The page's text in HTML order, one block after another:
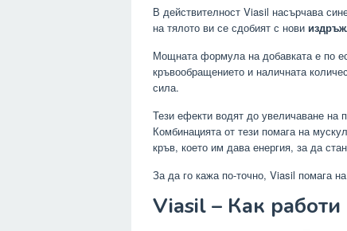
В действителност Viasil насърчава
на тялото ви се сдобият с нови
Мощната формула на добавката е по
кръвообращението и наличната
сила.
Тези ефекти водят до увеличаване на
Комбинацията от тези помага на
кръв, което им дава енергия, за да
За да го кажа по-точно, Viasil помага
Viasil – Как работи